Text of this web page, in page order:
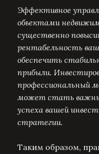
Эффективное
объектами
существенно
рентабельность
обеспечить
прибыли.
профессиональный
может стать
успеха вашей
стратегии.
Таким образом,